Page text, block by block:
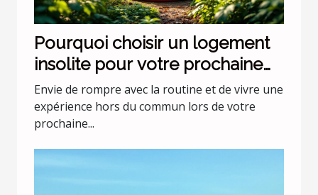
Pourquoi choisir un logement
insolite pour votre prochaine
escapade ?
Envie de rompre avec la routine et de vivre une
expérience hors du commun lors de votre
prochaine...